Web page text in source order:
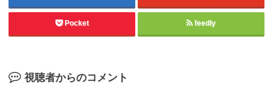
Pocket feedly
視聴者からのコメント